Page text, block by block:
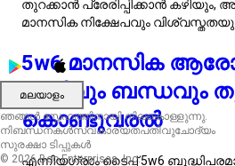
പ്രയോജനപ്പെടുത്തുന്നതാണ്.
പോലുള്ള ഗവേഷണവും വികസനവും
കരിയറുകൾ അവരുടെ
പൊരുത്തപ്പെടുന്നു, അവരെ
മുഴുകാൻ അനുവദിക്കുന്നു,
പ്രശ്നപരിഹാര കഴിവുകൾ
അനുയോജ്യമായ ഓപ്ഷൻ ഡാറ്റ
അവിടെയായി അവരുടെ
സങ്കീർണ്ണമായ ഡാറ്റസെ റ്റുകൾ